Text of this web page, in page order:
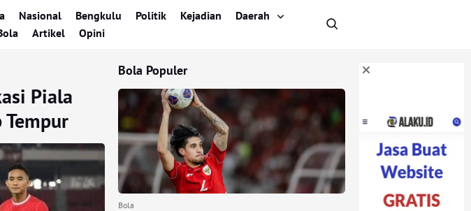
Nasional Bengkulu Politik Kejadian
Daerah
Artikel Opini
Piala
Bola Populer
Bola